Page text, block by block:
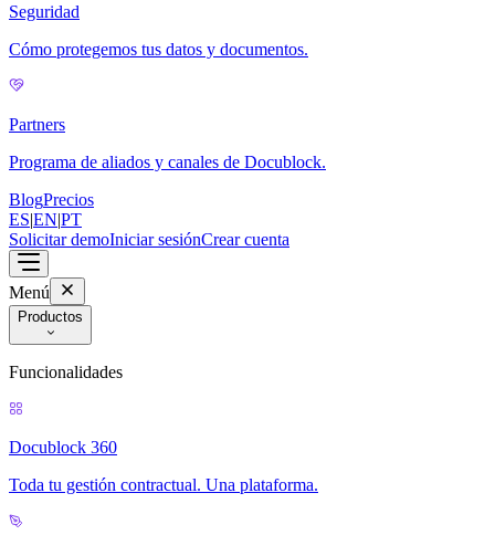
Seguridad
Cómo protegemos tus datos y documentos.
Partners
Programa de aliados y canales de Docublock.
BlogPrecios
ES|EN|PT
Solicitar demoIniciar sesiónCrear cuenta
Menú
Productos
Funcionalidades
Docublock 360
Toda tu gestión contractual. Una plataforma.